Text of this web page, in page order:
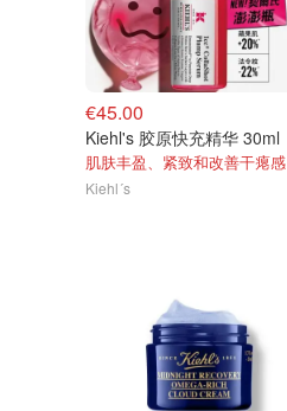
€45.00
Kiehl's 胶原快充精华 30ml
肌肤丰盈、紧致和改善干瘪感
Kiehl´s